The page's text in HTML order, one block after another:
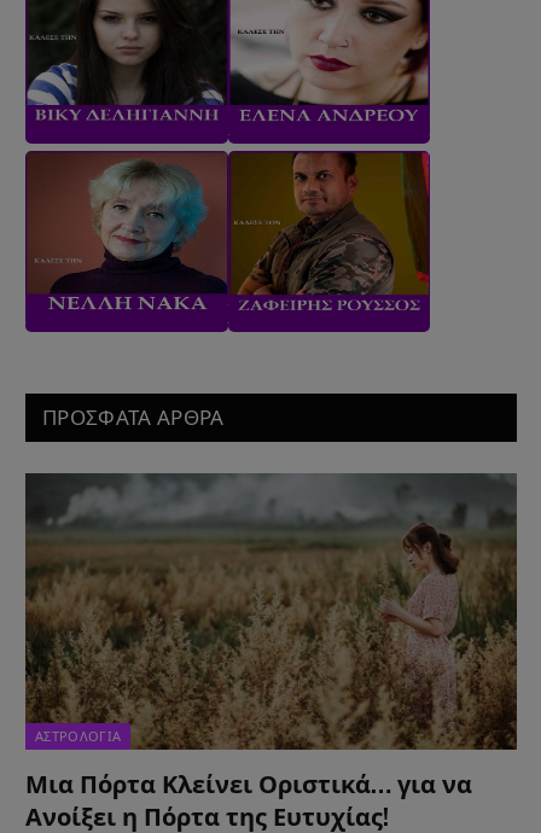
ΠΡΟΣΦΑΤΑ ΑΡΘΡΑ
ΑΣΤΡΟΛΟΓΙΑ
Μια Πόρτα Κλείνει Οριστικά… για να
Ανοίξει η Πόρτα της Ευτυχίας!